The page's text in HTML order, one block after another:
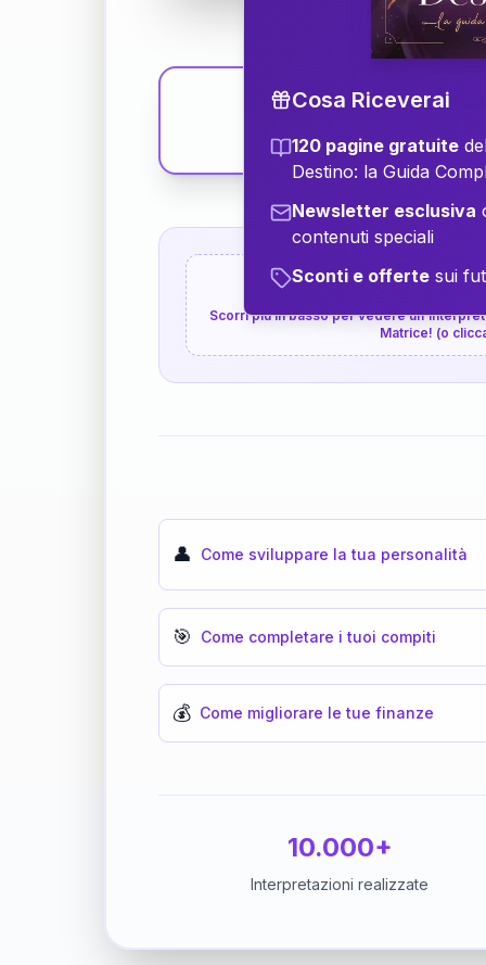
👇 P.S. Interpretazione
Scorri più in basso per vedere
Matrice! (o
👤 Come sviluppare la tua personalità
🎯 Come completare i tuoi compiti
💰 Come migliorare le tue finanze
10.000+
Interpretazioni realizzate
Cosa Riceverai
120 pagine gratuite
Destino: la Guida
Newsletter esclusiva
contenuti speciali
Sconti e offerte sui